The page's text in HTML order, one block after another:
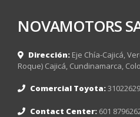
NOVAMOTORS
Dirección: Eje Chía-Cajicá,
Roque) Cajicá, Cundinamarca,
Comercial Toyota:
Contact Center: 601